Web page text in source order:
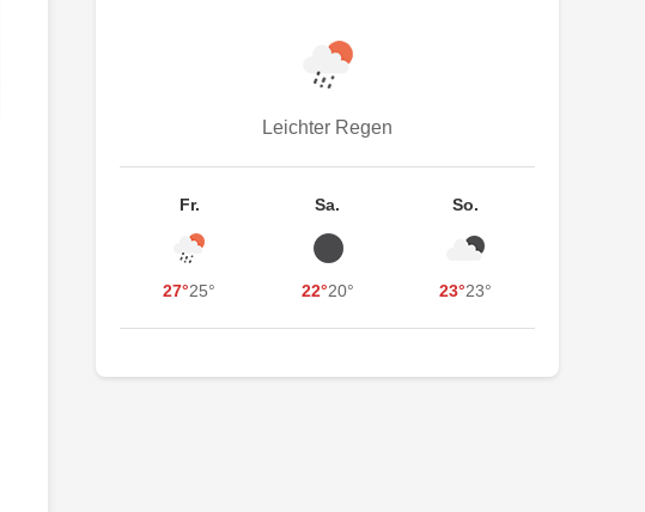
Leichter Regen
Fr.
27°25°
Sa.
22°20°
So.
23°23°